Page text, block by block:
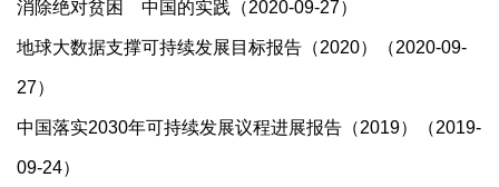
消除绝对贫困 中国的实践（2020-09-27）
地球大数据支撑可持续发展目标报告（2020）（2020-09-
27）
中国落实2030年可持续发展议程进展报告（2019）（2019-
09-24）